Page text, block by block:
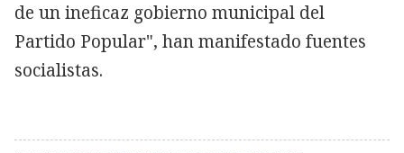
de un ineficaz gobierno municipal del
Partido Popular", han manifestado fuentes
socialistas.